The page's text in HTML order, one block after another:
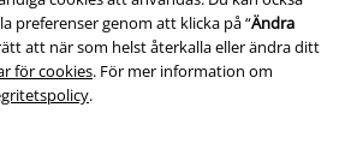
preferenser genom att klicka på “Ändra
att när som helst återkalla eller ändra ditt
för cookies. För mer information om
.